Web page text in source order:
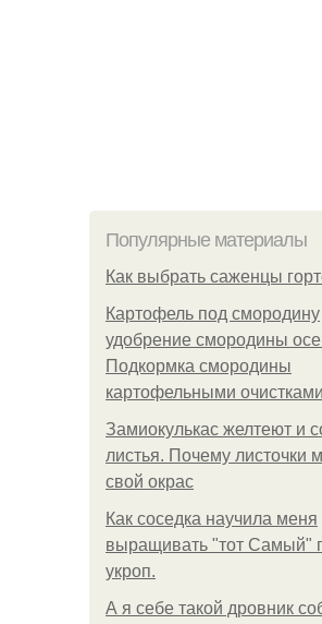
Популярные материалы
Как выбрать саженцы
Картофель под смородину
удобрение смородины
Подкормка смородины
картофельными очистками
Замиокулькас желтеют и
листья. Почему листочки
свой окрас
Как соседка научила меня
выращивать "тот Самый"
укроп.
А я себе такой дровник